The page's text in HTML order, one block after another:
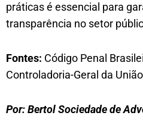
práticas é essencial para
transparência no setor
Fontes: Código Penal
Controladoria-Geral da União
Por: Bertol Sociedade de